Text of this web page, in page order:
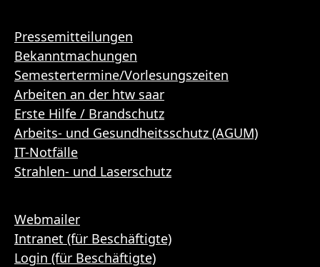
Pressemitteilungen
Bekanntmachungen
Semestertermine/Vorlesungszeiten
Arbeiten an der htw saar
Erste Hilfe / Brandschutz
Arbeits- und Gesundheitsschutz (AGUM)
IT-Notfälle
Strahlen- und Laserschutz
Webmailer
Intranet (für Beschäftigte)
Login (für Beschäftigte)